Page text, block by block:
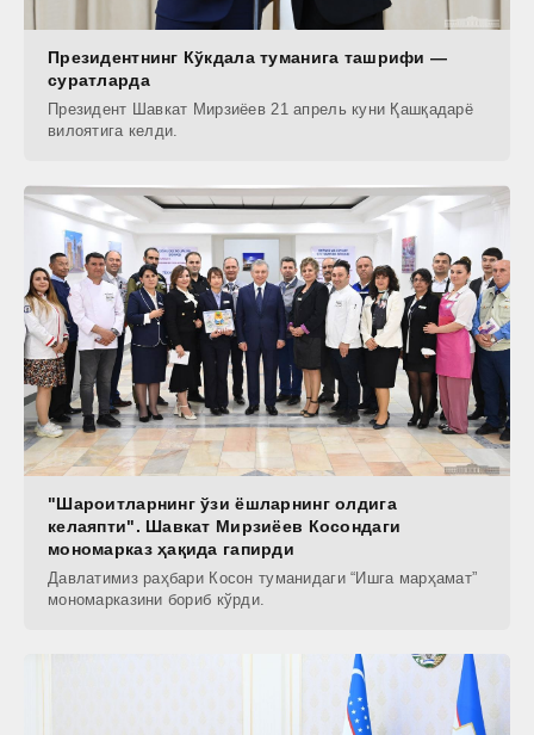
Президентнинг Кўкдала туманига ташрифи —
суратларда
Президент Шавкат Мирзиёев 21 апрель куни Қашқадарё
вилоятига келди.
"Шароитларнинг ўзи ёшларнинг олдига
келаяпти". Шавкат Мирзиёев Косондаги
мономарказ ҳақида гапирди
Давлатимиз раҳбари Косон туманидаги “Ишга марҳамат”
мономарказини бориб кўрди.